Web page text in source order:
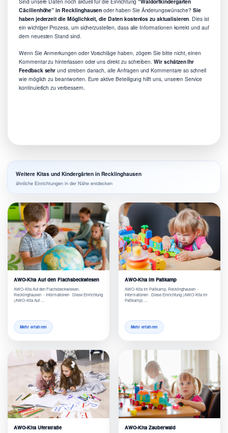
Cäcilienhöhe” in Recklinghausen oder haben Sie Änderungswünsche? Sie
haben jederzeit die Möglichkeit, die Daten kostenlos zu aktualisieren. Dies ist
ein wichtiger Prozess, um sicherzustellen, dass alle Informationen korrekt und auf
dem neuesten Stand sind.
Wenn Sie Anmerkungen oder Vorschläge haben, zögern Sie bitte nicht, einen
Kommentar zu hinterlassen oder uns direkt zu schreiben.Wir schätzen Ihr
Feedback sehr und streben danach, alle Anfragen und Kommentare so schnell
wie möglich zu beantworten. Eure aktive Beteiligung hilft uns, unseren Service
kontinuierlich zu verbessern.
Weitere Kitas und Kindergärten in Recklinghausen
ähnliche Einrichtungen in der Nähe entdecken
AWO-Kita Auf den Flachsbeckwiesen
AWO-Kita Auf den Flachsbeckwiesen,
Recklinghausen - Informationen Diese Einrichtung
(AWO-Kita Auf …
Mehr erfahren
AWO-Kita Im Paßkamp
AWO-Kita Im Paßkamp, Recklinghausen -
Informationen Diese Einrichtung (AWO-Kita Im
Paßkamp) …
Mehr erfahren
AWO-Kita Uferstraße AWO-Kita Zauberwald